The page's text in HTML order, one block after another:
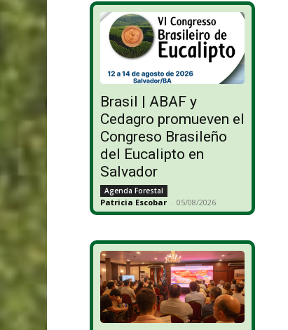
Brasil | ABAF y
Cedagro promueven el
Congreso Brasileño
del Eucalipto en
Salvador
Agenda Forestal
Patricia Escobar - 05/08/2026